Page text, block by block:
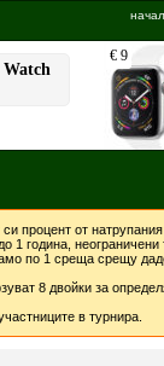
от натрупания
година, неограничени
по 1 среща срещу
8 двойки за
в турнира.